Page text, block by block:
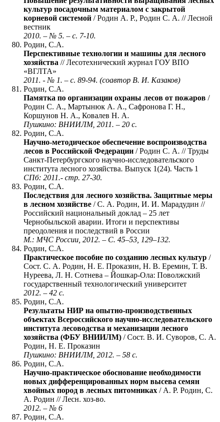
культур посадочным материалом с закрытой
корневой системой / Родин А. Р., Родин С. А. // Лесной
вестник
2010. – № 5. – с. 7-10.
Родин, С.А.
Перспективные технологии и машины для лесного
хозяйства // Лесотехнический журнал ГОУ ВПО
«ВГЛТА»
2011. - № 1. – с. 89-94. (соавтор В. И. Казаков)
Родин, С.А.
Памятка по организации охраны лесов от пожаров /
Родин С. А., Мартынюк А. А., Сафронова Г. Н.,
Коршунов Н. А., Ковалев Н. А.
Пушкино: ВНИИЛМ, 2011. – 20 с.
Родин, С.А.
Научно-методическое обеспечение воспроизводства
лесов в Российской Федерации / Родин С. А. // Труды
Санкт-Петербургского научно-исследовательского
института лесного хозяйства. Выпуск 1(24). Часть 1
СПб: 2011.- стр. 27-30.
Родин, С.А.
Последствия для лесного хозяйства. Защитные меры
в лесном хозяйстве / С. А. Родин, И. И. Марадудин //
Российский национальный доклад – 25 лет
Чернобыльской аварии. Итоги и перспективы
преодоления и последствий в России
М.: МЧС России, 2012. – С. 45–53, 129–132.
Родин, С.А.
Практическое пособие по созданию лесных культур /
Сост. С. А. Родин, Н. Е. Проказин, Н. В. Еремин, Т. В.
Нуреева, Л. Н. Сотнева – Йошкар-Ола: Поволжский
государственный технологический университет
2012. – 42 с.
Родин, С.А.
Результаты НИР на опытно-производственных
объектах Всероссийского научно-исследовательского
института лесоводства и механизации лесного
хозяйства (ФБУ ВНИИЛМ) / Сост. В. И. Суворов, С. А.
Родин, Н. Е. Проказин
Пушкино: ВНИИЛМ, 2012. – 58 с.
Родин, С.А.
Научно-практическое обоснование необходимости
новых дифференцированных норм высева семян
хвойных пород в лесных питомниках / А. Р. Родин, С.
А. Родин // Лесн. хоз-во.
2012. – № 6
Родин, С.А.